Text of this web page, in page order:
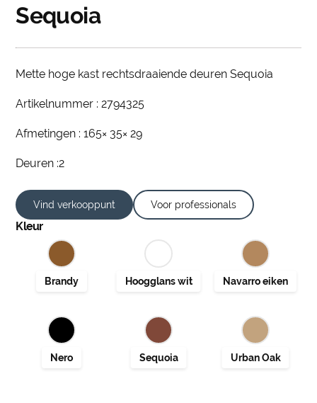
Sequoia
Mette hoge kast rechtsdraaiende deuren Sequoia
Artikelnummer : 2794325
Afmetingen : 165× 35× 29
Deuren :2
Vind verkooppunt Voor professionals
Kleur